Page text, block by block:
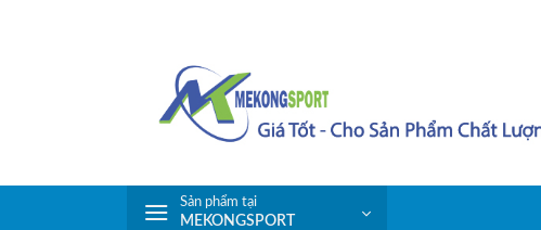
Sản phẩm tại
MEKONGSPORT